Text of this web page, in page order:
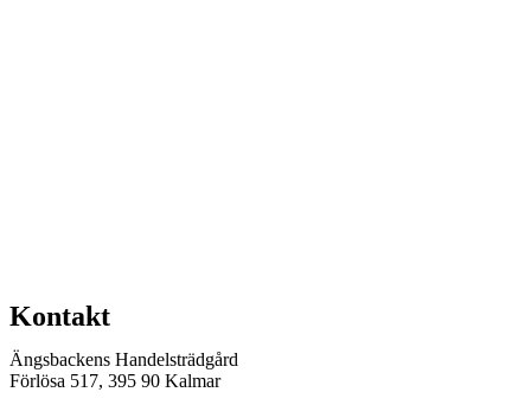
Kontakt
Ängsbackens Handelsträdgård
Förlösa 517, 395 90 Kalmar